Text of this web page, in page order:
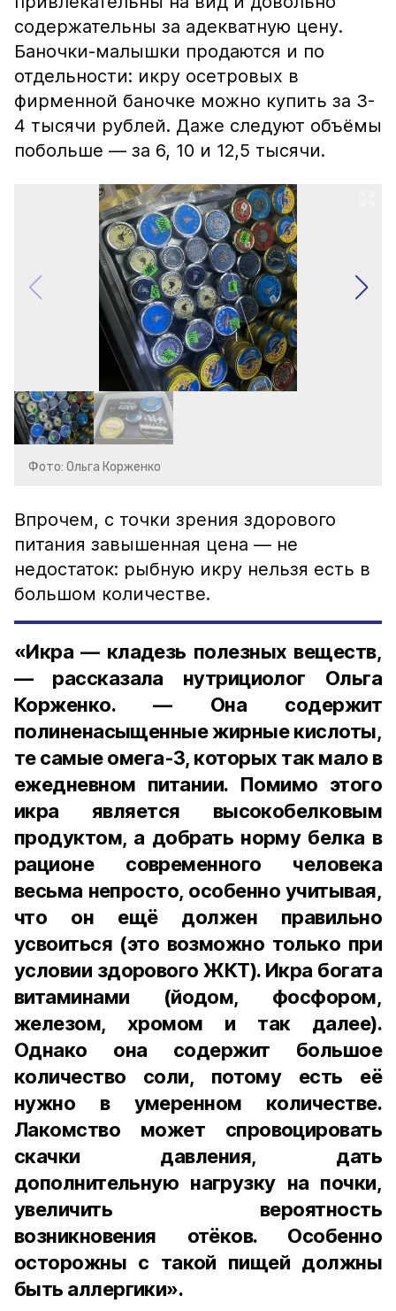
содержательны за адекватную цену.
Баночки-малышки продаются и по
отдельности: икру осетровых в
фирменной баночке можно купить за 3-
4 тысячи рублей. Даже следуют объёмы
побольше — за 6, 10 и 12,5 тысячи.
Фото: Ольга Корженко
Впрочем, с точки зрения здорового
питания завышенная цена — не
недостаток: рыбную икру нельзя есть в
большом количестве.
«Икра — кладезь полезных веществ,
— рассказала нутрициолог Ольга
Корженко. — Она содержит
полиненасыщенные жирные кислоты,
те самые омега-3, которых так мало в
ежедневном питании. Помимо этого
икра является высокобелковым
продуктом, а добрать норму белка в
рационе современного человека
весьма непросто, особенно учитывая,
что он ещё должен правильно
усвоиться (это возможно только при
условии здорового ЖКТ). Икра богата
витаминами (йодом, фосфором,
железом, хромом и так далее).
Однако она содержит большое
количество соли, потому есть её
нужно в умеренном количестве.
Лакомство может спровоцировать
скачки давления, дать
дополнительную нагрузку на почки,
увеличить вероятность
возникновения отёков. Особенно
осторожны с такой пищей должны
быть аллергики».